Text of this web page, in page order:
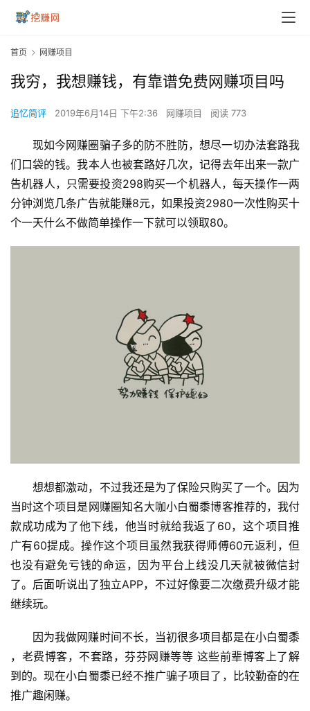
首页 网赚项目
我穷，我想赚钱，有靠谱免费网赚项目吗
追忆简评 2019年6月14日 下午2:36 网赚项目 阅读 773
现如今网赚圈骗子多的防不胜防，想尽一切办法套路我
们口袋的钱。我本人也被套路好几次，记得去年出来一款广
告机器人，只需要投资298购买一个机器人，每天操作一两
分钟浏览几条广告就能赚8元，如果投资2980一次性购买十
个一天什么不做简单操作一下就可以领取80。
想想都激动，不过我还是为了保险只购买了一个。因为
当时这个项目是网赚圈知名大咖小白蜀黍博客推荐的，我付
款成功成为了他下线，他当时就给我返了60，这个项目推
广有60提成。操作这个项目虽然我获得师傅60元返利，但
也没有避免亏钱的命运，因为平台上线没几天就被微信封
了。后面听说出了独立APP，不过好像要二次缴费升级才能
继续玩。
因为我做网赚时间不长，当初很多项目都是在小白蜀黍
，老费博客，不套路，芬芬网赚等等 这些前辈博客上了解
到的。现在小白蜀黍已经不推广骗子项目了，比较勤奋的在
推广趣闲赚。